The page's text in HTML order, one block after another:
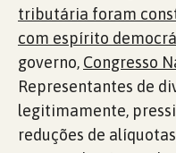
tributária foram
com espírito
governo, Congresso
Representantes de
legitimamente,
reduções de